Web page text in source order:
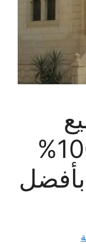
بأوراق رسمية 100%